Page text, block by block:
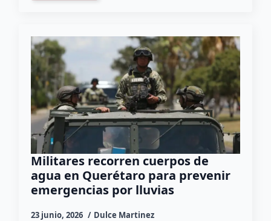
Militares recorren cuerpos de
agua en Querétaro para prevenir
emergencias por lluvias
23 junio, 2026 Dulce Martinez